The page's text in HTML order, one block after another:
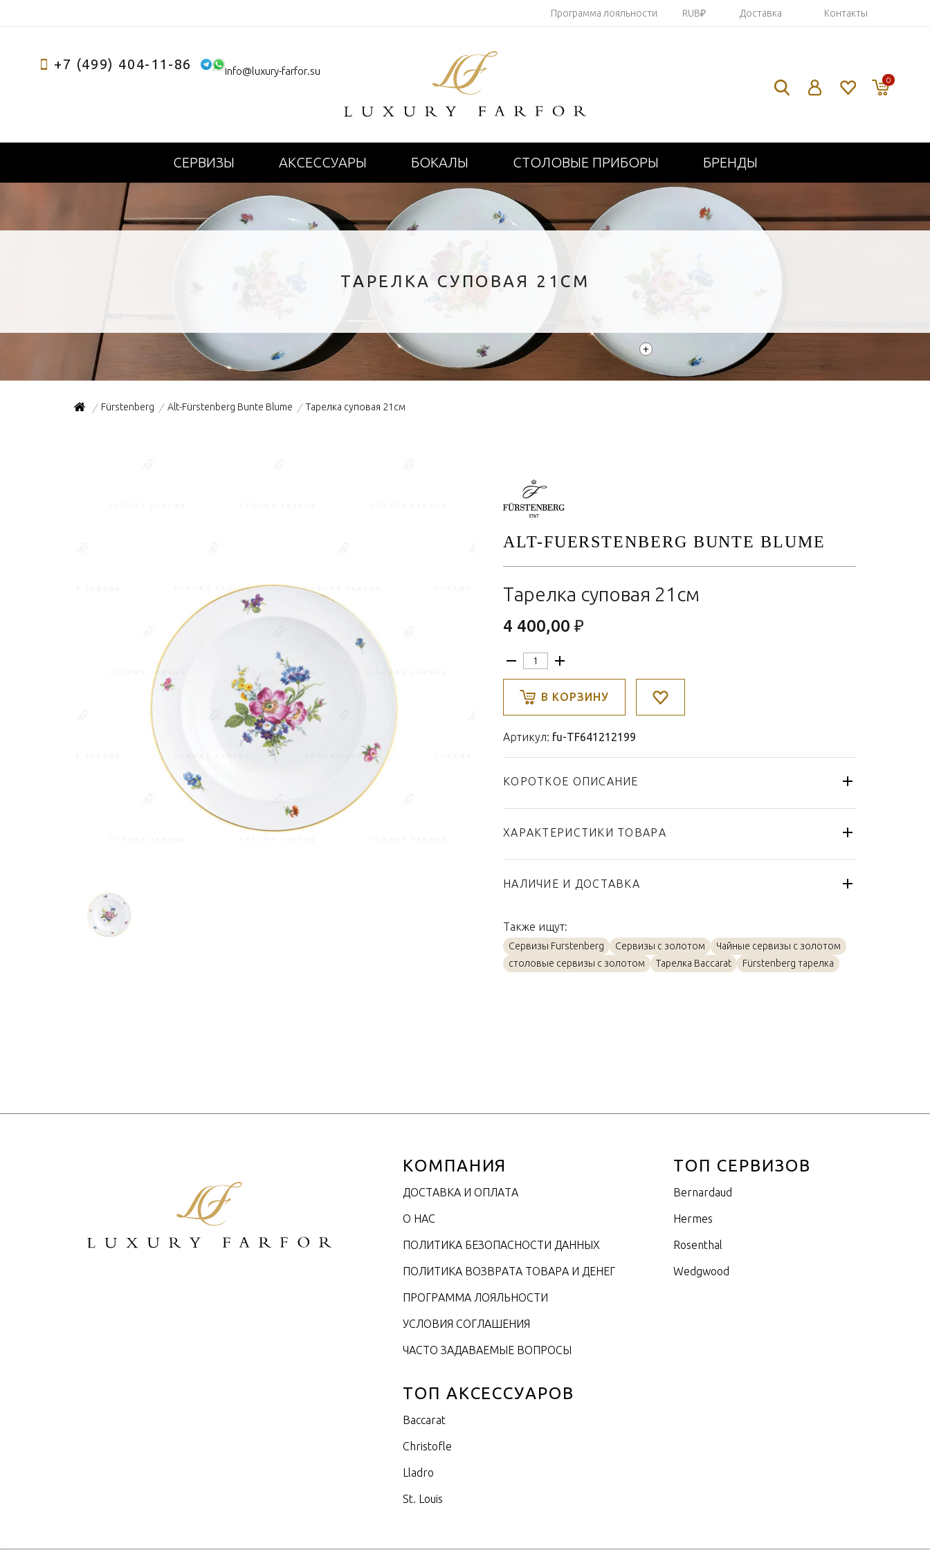
Программа лояльности RUB₽ Доставка Контакты
+7 (499) 404-11-86 info@luxury-farfor.su
0
СЕРВИЗЫ АКСЕССУАРЫ БОКАЛЫ СТОЛОВЫЕ ПРИБОРЫ БРЕНДЫ
+
ТАРЕЛКА СУПОВАЯ 21СМ
/ Fürstenberg / Alt-Fürstenberg Bunte Blume / Тарелка суповая 21см
ALT-FUERSTENBERG BUNTE BLUME
Тарелка суповая 21см
4 400,00 ₽
В КОРЗИНУ
Артикул: fu-TF641212199
КОРОТКОЕ ОПИСАНИЕ
ХАРАКТЕРИСТИКИ ТОВАРА
Коллекция
Материал
Объем / Размер
21см
НАЛИЧИЕ И ДОСТАВКА
Также ищут:
Сервизы Furstenberg Сервизы с золотом
Чайные сервизы с золотом
столовые сервизы с золотом
Тарелка Baccarat Fürstenberg тарелка
КОМПАНИЯ
ДОСТАВКА И ОПЛАТА
О НАС
ПОЛИТИКА БЕЗОПАСНОСТИ ДАННЫХ
ПОЛИТИКА ВОЗВРАТА ТОВАРА И ДЕНЕГ
ПРОГРАММА ЛОЯЛЬНОСТИ
УСЛОВИЯ СОГЛАШЕНИЯ
ЧАСТО ЗАДАВАЕМЫЕ ВОПРОСЫ
ТОП СЕРВИЗОВ
Bernardaud
Hermes
Rosenthal
Wedgwood
ТОП АКСЕССУАРОВ
Baccarat
Christofle
Lladro
St. Louis